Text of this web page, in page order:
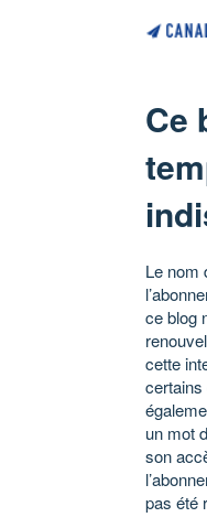
Ce
Le nom
ce blog
cette
certains
un mot
son
pas été